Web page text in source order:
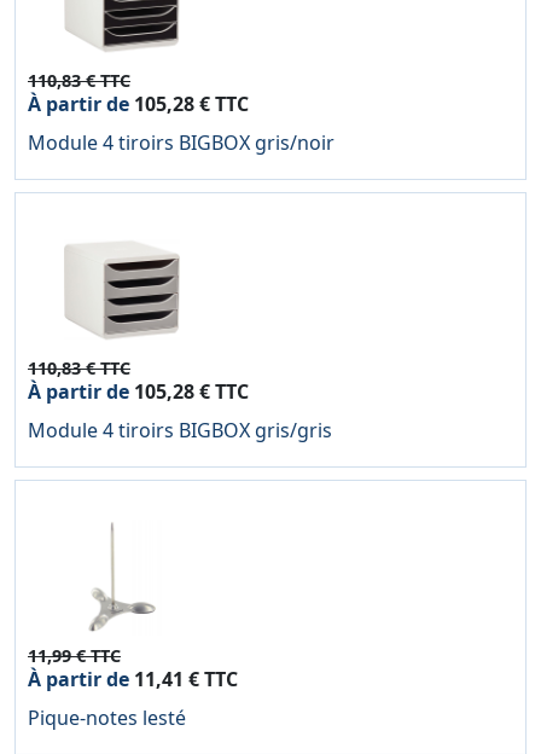
110,83 € TTC
À partir de 105,28 € TTC
Module 4 tiroirs BIGBOX gris/noir
110,83 € TTC
À partir de 105,28 € TTC
Module 4 tiroirs BIGBOX gris/gris
11,99 € TTC
À partir de 11,41 € TTC
Pique-notes lesté